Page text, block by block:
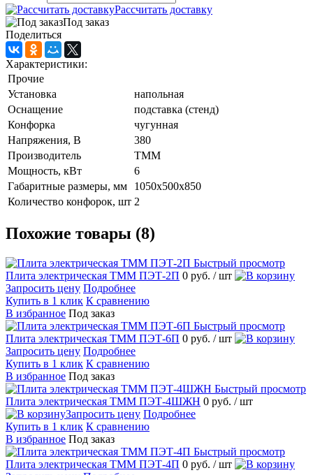
Рассчитать доставку
Под заказ
Поделиться
Характеристики:
Прочие
Установка
напольная
Оснащение
подставка (стенд)
Конфорка
чугунная
Напряжения, В
380
Производитель
ТММ
Мощность, кВт
6
Габаритные размеры, мм
1050х500х850
Количество конфорок, шт 2
Похожие товары (8)
Быстрый просмотр
Плита электрическая ТММ ПЭТ-2П 0 руб. / шт
Запросить цену Подробнее
Купить в 1 клик К сравнению
В избранное Под заказ
Быстрый просмотр
Плита электрическая ТММ ПЭТ-6П 0 руб. / шт
Запросить цену Подробнее
Купить в 1 клик К сравнению
В избранное Под заказ
Быстрый просмотр
Плита электрическая ТММ ПЭТ-4ШЖН 0 руб. / шт
Запросить цену Подробнее
Купить в 1 клик К сравнению
В избранное Под заказ
Быстрый просмотр
Плита электрическая ТММ ПЭТ-4П 0 руб. / шт